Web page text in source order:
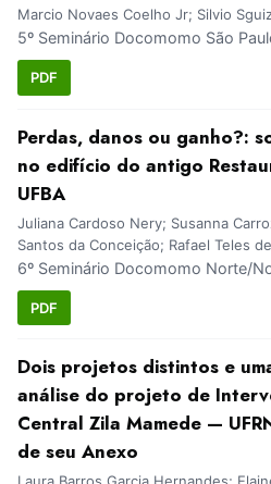
Marcio Novaes Coelho Jr; Silvio
5º Seminário Docomomo São
PDF
Perdas, danos ou ganho?:
no edifício do antigo
UFBA
Juliana Cardoso Nery; Susanna
Santos da Conceição; Rafael Teles
6º Seminário Docomomo Norte/
PDF
Dois projetos distintos e
análise do projeto de
Central Zila Mamede —
de seu Anexo